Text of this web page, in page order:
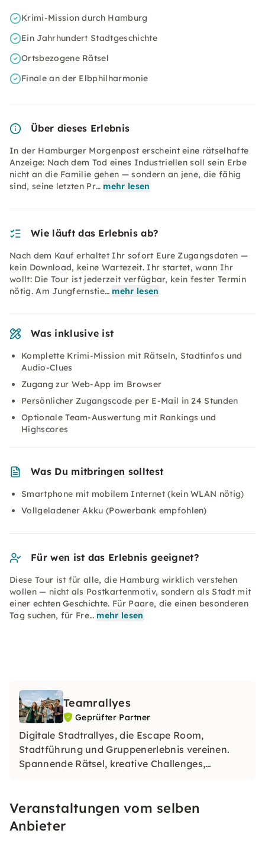
Krimi-Mission durch Hamburg
Ein Jahrhundert Stadtgeschichte
Ortsbezogene Rätsel
Finale an der Elbphilharmonie
Über dieses Erlebnis
In der Hamburger Morgenpost erscheint eine rätselhafte
Anzeige: Nach dem Tod eines Industriellen soll sein Erbe
nicht an die Familie gehen — sondern an jene, die fähig
sind, seine letzten Pr… mehr lesen
Wie läuft das Erlebnis ab?
Nach dem Kauf erhaltet Ihr sofort Eure Zugangsdaten —
kein Download, keine Wartezeit. Ihr startet, wann Ihr
wollt: Die Tour ist jederzeit verfügbar, kein fester Termin
nötig. Am Jungfernstie… mehr lesen
Was inklusive ist
Komplette Krimi-Mission mit Rätseln, Stadtinfos und
Audio-Clues
Zugang zur Web-App im Browser
Persönlicher Zugangscode per E-Mail in 24 Stunden
Optionale Team-Auswertung mit Rankings und
Highscores
Was Du mitbringen solltest
Smartphone mit mobilem Internet (kein WLAN nötig)
Vollgeladener Akku (Powerbank empfohlen)
Für wen ist das Erlebnis geeignet?
Diese Tour ist für alle, die Hamburg wirklich verstehen
wollen — nicht als Postkartenmotiv, sondern als Stadt mit
einer echten Geschichte. Für Paare, die einen besonderen
Tag suchen, für Fre… mehr lesen
Teamrallyes
Geprüfter Partner
Digitale Stadtrallyes, die Escape Room,
Stadtführung und Gruppenerlebnis vereinen.
Spannende Rätsel, kreative Challenges,
Gruppen. Einfach buchen und loslegen.
Veranstaltungen vom selben
Anbieter